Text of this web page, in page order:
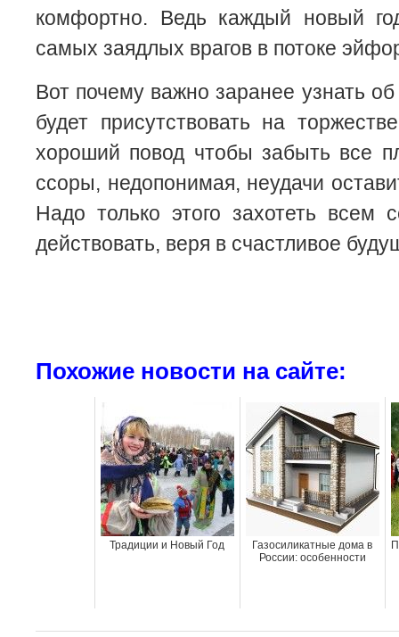
комфортно. Ведь каждый новый
самых заядлых врагов в потоке
Вот почему важно заранее узнать
будет присутствовать на
хороший повод чтобы забыть все
ссоры, недопонимая, неудачи
Надо только этого захотеть
действовать, веря в счастливое
Похожие новости на сайте:
Традиции и Новый Год
Газосиликатные дома в
России: особенности